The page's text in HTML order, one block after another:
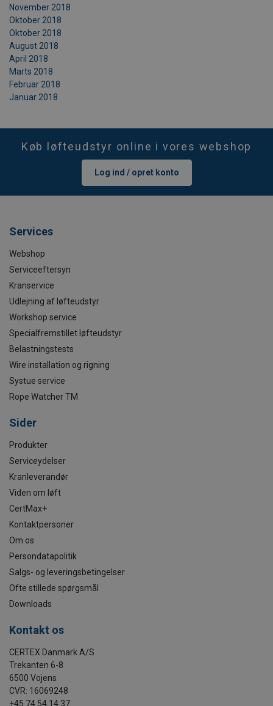
November 2018
Oktober 2018
Oktober 2018
August 2018
April 2018
Marts 2018
Februar 2018
Januar 2018
Køb løfteudstyr online i vores webshop
Log ind / opret konto
Services
Webshop
Serviceeftersyn
Kranservice
Udlejning af løfteudstyr
Workshop service
Specialfremstillet løfteudstyr
Belastningstests
Wire installation og rigning
Systue service
Rope Watcher TM
Sider
Produkter
Serviceydelser
Kranleverandør
Viden om løft
CertMax+
Kontaktpersoner
Om os
Persondatapolitik
Salgs- og leveringsbetingelser
Ofte stillede spørgsmål
Downloads
Kontakt os
CERTEX Danmark A/S
Trekanten 6-8
6500 Vojens
CVR: 16069248
+45 74 54 14 37